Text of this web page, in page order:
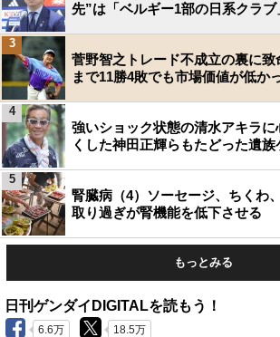
先”は「ベルギー1部の日系クラ
菅野智之トレード不成立の裏に
まで11勝4敗でも市場価値が低か
3
強いショック状態の清水アキラ
くした神田正輝らもたどった遺族
4
腎臓病（4）ソーセージ、ちくわ
取り過ぎが腎機能を低下させる
5
もっとみる
日刊ゲンダイDIGITALを読もう！
6.6万 18.5万